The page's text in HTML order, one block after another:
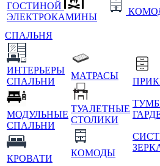
ГОСТИНОЙ
ЭЛЕКТРОКАМИНЫ
СПАЛЬНЯ
ИНТЕРЬЕРЫ
СПАЛЬНИ
МОДУЛЬНЫЕ
СПАЛЬНИ
КРОВАТИ
МАТРАСЫ
ТУАЛЕТНЫЕ
СТОЛИКИ
КОМОДЫ